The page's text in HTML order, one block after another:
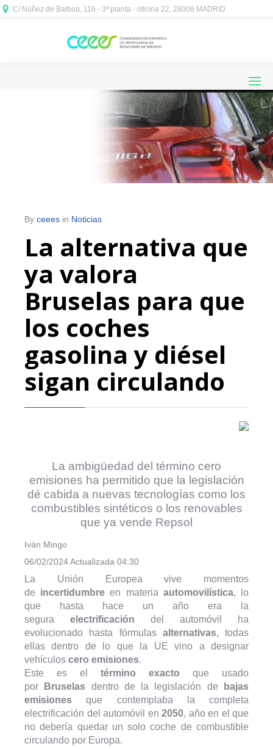
C/ Núñez de Balboa, 116 - 3ª planta - oficina 22, 28006 MADRID
By ceees in Noticias
La alternativa que
ya valora
Bruselas para que
los coches
gasolina y diésel
sigan circulando
La ambigüedad del término cero
emisiones ha permitido que la legislación
dé cabida a nuevas tecnologías como los
combustibles sintéticos o los renovables
que ya vende Repsol
Iván Mingo
06/02/2024 Actualizada 04:30
La Unión Europea vive momentos
de incertidumbre en materia automovilística, lo
que hasta hace un año era la
segura electrificación del automóvil ha
evolucionado hasta fórmulas alternativas, todas
ellas dentro de lo que la UE vino a designar
vehículos cero emisiones.
Este es el término exacto que usado
por
Bruselas dentro de la legislación de
bajas
emisiones que contemplaba la completa
electrificación del automóvil en 2050, año en el que
no debería quedar un solo coche de combustible
circulando por Europa.